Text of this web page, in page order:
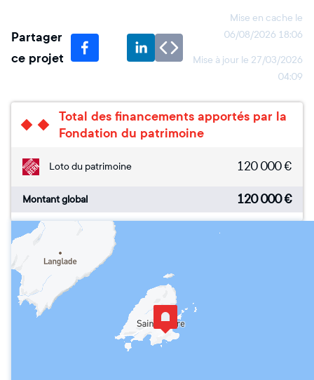
Partager
ce projet
Mise en cache le
06/08/2026 18:06
Mise à jour le 27/03/2026
04:09
Total des financements apportés par la
Fondation du patrimoine
Loto du patrimoine 120 000€
Montant global 120 000€